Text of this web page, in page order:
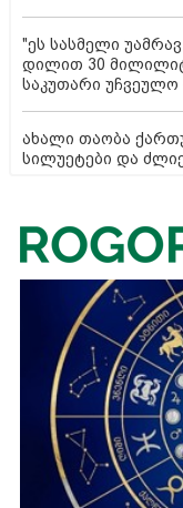
"ეს სასმელი
დილით 30
საკუთარი
ახალი თაობა
სილუეტები და